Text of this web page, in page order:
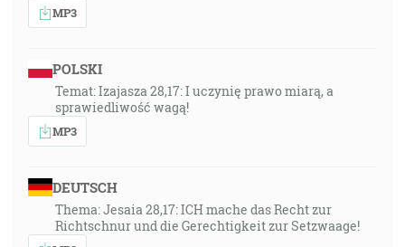
MP3
POLSKI
Temat: Izajasza 28,17: I uczynię prawo miarą, a
sprawiedliwość wagą!
MP3
DEUTSCH
Thema: Jesaia 28,17: ICH mache das Recht zur
Richtschnur und die Gerechtigkeit zur Setzwaage!